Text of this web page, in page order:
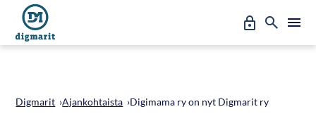
Siirry
suoraan
sisältöön
Oma
Erto
Hae
A
a
Digmarit ›Ajankohtaista ›Digimama ry on nyt Digmarit ry